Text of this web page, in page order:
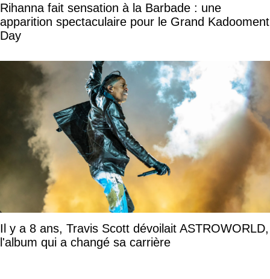
Rihanna fait sensation à la Barbade : une
apparition spectaculaire pour le Grand Kadooment
Day
Il y a 8 ans, Travis Scott dévoilait ASTROWORLD,
l'album qui a changé sa carrière